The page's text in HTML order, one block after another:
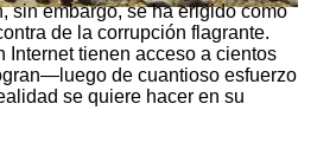
sin embargo, se ha erigido como
de la corrupción flagrante.
Internet tienen acceso a cientos
de cuantioso esfuerzo
se quiere hacer en su